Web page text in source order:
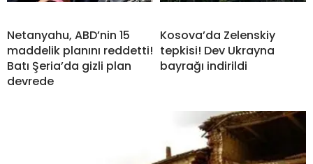
Netanyahu, ABD’nin 15
maddelik planını reddetti!
Batı Şeria’da gizli plan
devrede
Kosova’da Zelenskiy
tepkisi! Dev Ukrayna
bayrağı indirildi